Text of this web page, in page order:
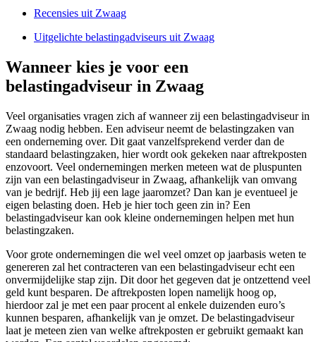
Recensies uit Zwaag
Uitgelichte belastingadviseurs uit Zwaag
Wanneer kies je voor een
belastingadviseur in Zwaag
Veel organisaties vragen zich af wanneer zij een belastingadviseur in
Zwaag nodig hebben. Een adviseur neemt de belastingzaken van
een onderneming over. Dit gaat vanzelfsprekend verder dan de
standaard belastingzaken, hier wordt ook gekeken naar aftrekposten
enzovoort. Veel ondernemingen merken meteen wat de pluspunten
zijn van een belastingadviseur in Zwaag, afhankelijk van omvang
van je bedrijf. Heb jij een lage jaaromzet? Dan kan je eventueel je
eigen belasting doen. Heb je hier toch geen zin in? Een
belastingadviseur kan ook kleine ondernemingen helpen met hun
belastingzaken.
Voor grote ondernemingen die wel veel omzet op jaarbasis weten te
genereren zal het contracteren van een belastingadviseur echt een
onvermijdelijke stap zijn. Dit door het gegeven dat je ontzettend veel
geld kunt besparen. De aftrekposten lopen namelijk hoog op,
hierdoor zal je met een paar procent al enkele duizenden euro’s
kunnen besparen, afhankelijk van je omzet. De belastingadviseur
laat je meteen zien van welke aftrekposten er gebruikt gemaakt kan